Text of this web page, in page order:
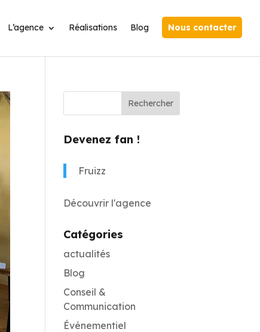
L’agence Réalisations Blog Nous contacter
Devenez fan !
Fruizz
Découvrir l'agence
Catégories
actualités
Blog
Conseil &
Communication
Événementiel